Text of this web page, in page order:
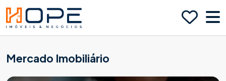
Mercado Imobiliário